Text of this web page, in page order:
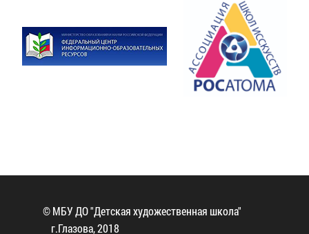
© МБУ ДО "Детская художественная школа"
г.Глазова, 2018